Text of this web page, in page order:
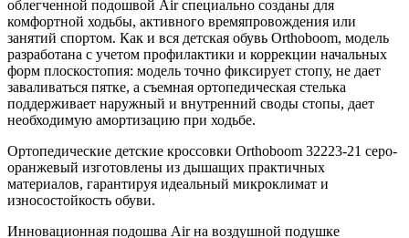
облегченной подошвой Air специально созданы для
комфортной ходьбы, активного времяпровождения или
занятий спортом. Как и вся детская обувь Orthoboom, модель
разработана с учетом профилактики и коррекции начальных
форм плоскостопия: модель точно фиксирует стопу, не дает
заваливаться пятке, а съемная ортопедическая стелька
поддерживает наружный и внутренний своды стопы, дает
необходимую амортизацию при ходьбе.
Ортопедические детские кроссовки Orthoboom 32223-21 серо-
оранжевый изготовлены из дышащих практичных
материалов, гарантируя идеальный микроклимат и
износостойкость обуви.
Инновационная подошва Air на воздушной подушке